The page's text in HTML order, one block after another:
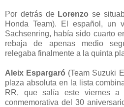
Por detrás de Lorenzo se
Honda Team). El español, un
Sachsenring, había sido cuarto
rebaja de apenas medio
relegaba finalmente a la quinta
Aleix Espargaró (Team Suzuki
plaza absoluta en la lista
RR, que salía este viernes a
conmemorativa del 30